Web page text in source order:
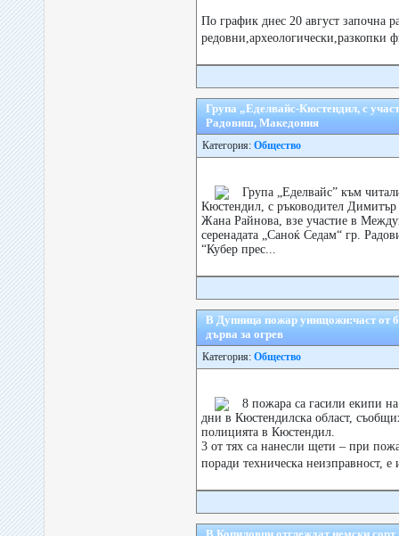
По график днес 20 август започна
Група „Еделвайс-Кюстендил, с
Радовиш, Македония
Категория: Общество
Група „Еделвайс” към
Кюстендил, с ръководител Димитър
Жана Райнова, взе участие в
серенадата „Саноќ Седам“ гр.
“Кубер прес...
В Дупница пожар унищожи:част от
дърва за огрев
Категория: Общество
8 пожара са гасили екипи
дни в Кюстендилска област,
полицията в Кюстендил.
3 от тях са нанесли щети – при
поради техническа неизправност,